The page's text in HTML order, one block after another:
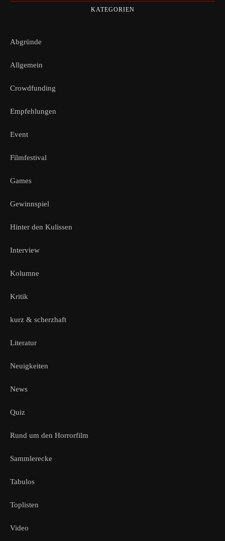
KATEGORIEN
Abgründe
Allgemein
Crowdfunding
Empfehlungen
Event
Filmfestival
Games
Gewinnspiel
Hinter den Kulissen
Interview
Kolumne
Kritik
kurz & scherzhaft
Literatur
Neuigkeiten
News
Quiz
Rund um den Horrorfilm
Sammlerecke
Tabulos
Toplisten
Video